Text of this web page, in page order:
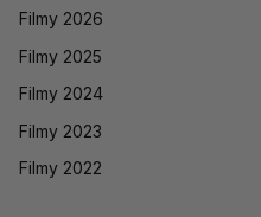
Filmy 2026
Filmy 2025
Filmy 2024
Filmy 2023
Filmy 2022